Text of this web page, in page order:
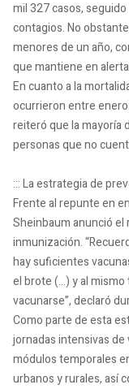
mil 327 casos,
contagios. No
menores de un año,
que mantiene en
En cuanto a la
ocurrieron entre
reiteró que la mayoría
personas que no
::: La estrategia de
Frente al repunte en
Sheinbaum anunció
inmunización.
hay suficientes
el brote (…) y al
vacunarse”, declaró
Como parte de esta
jornadas intensivas de
módulos temporales
urbanos y rurales, así